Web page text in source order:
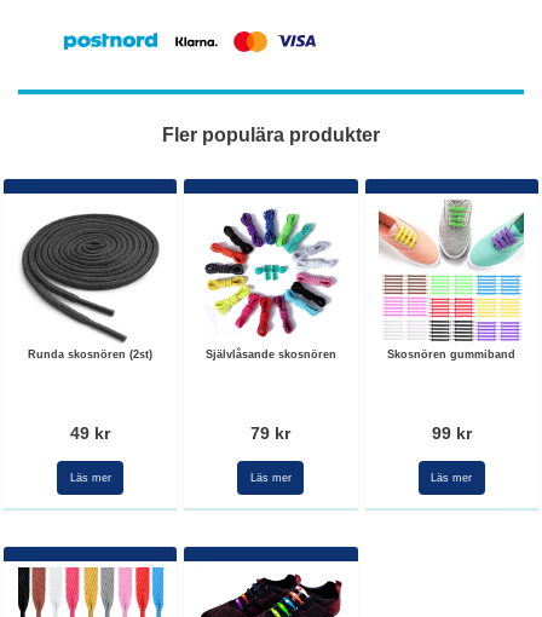
Fler populära produkter
Runda skosnören (2st)
49 kr
Läs mer
Självlåsande skosnören
79 kr
Läs mer
Skosnören gummiband
99 kr
Läs mer